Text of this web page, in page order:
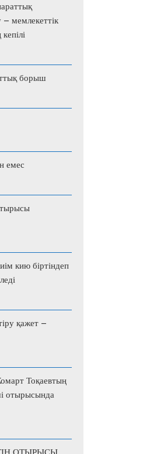
мемлекеттік
борыш
емес
кию біртіндеп
қажет –
Тоқаевтың
отырысында